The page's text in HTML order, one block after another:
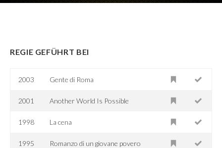
REGIE GEFÜHRT BEI
2003 Gente di Roma
2001 Another World Is Possible
1998 La cena
1995 Romanzo di un giovane povero